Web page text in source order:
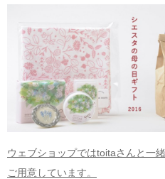
ウェブショップではtoitaさんと一
ご用意しています。